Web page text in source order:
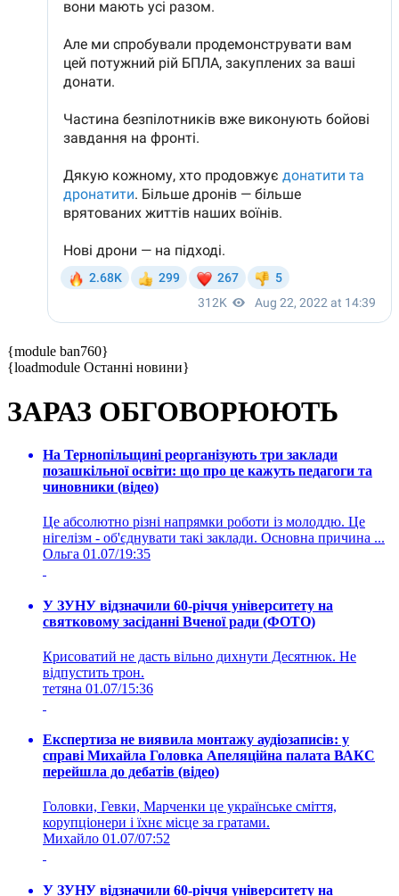
{module ban760}
{loadmodule Останні новини}
ЗАРАЗ ОБГОВОРЮЮТЬ
На Тернопільщині реорганізують три заклади
позашкільної освіти: що про це кажуть педагоги та
чиновники (відео)
Це абсолютно різні напрямки роботи із молоддю. Це
нігелізм - об'єднувати такі заклади. Основна причина ...
Ольга 01.07/19:35
У ЗУНУ відзначили 60-річчя університету на
святковому засіданні Вченої ради (ФОТО)
Крисоватий не дасть вільно дихнути Десятнюк. Не
відпустить трон.
тетяна 01.07/15:36
Експертиза не виявила монтажу аудіозаписів: у
справі Михайла Головка Апеляційна палата ВАКС
перейшла до дебатів (відео)
Головки, Гевки, Марченки це українське сміття,
корупціонери і їхнє місце за гратами.
Михайло 01.07/07:52
У ЗУНУ відзначили 60-річчя університету на